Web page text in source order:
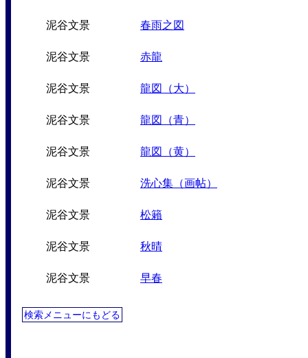
泥谷文景 春雨之図
泥谷文景 赤龍
泥谷文景 龍図（大）
泥谷文景 龍図（青）
泥谷文景 龍図（黄）
泥谷文景 洗心集（画帖）
泥谷文景 松籟
泥谷文景 秋晴
泥谷文景 早春
検索メニューにもどる